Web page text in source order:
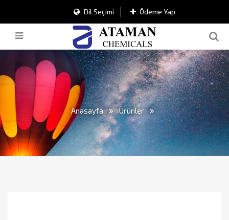
Dil Seçimi Ödeme Yap
Anasayfa Ürünler